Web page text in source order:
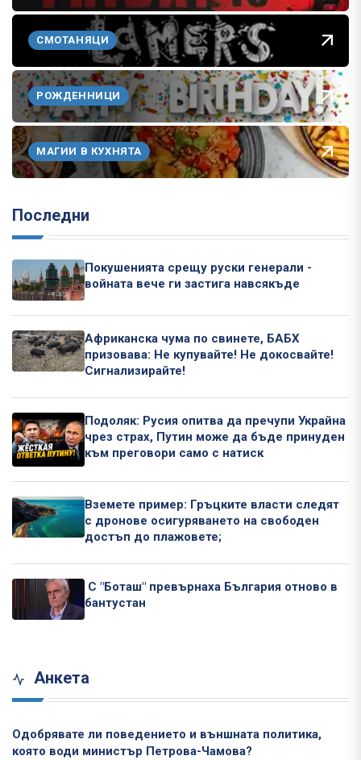
СМОТАНЯЦИ
РОЖДЕННИЦИ
МАГИИ В КУХНЯТА
Последни
Покушенията срещу руски генерали -
войната вече ги застига навсякъде
Африканска чума по свинете, БАБХ
призовава: Не купувайте! Не докосвайте!
Сигнализирайте!
Подоляк: Русия опитва да пречупи Украйна
чрез страх, Путин може да бъде принуден
към преговори само с натиск
Вземете пример: Гръцките власти следят
с дронове осигуряването на свободен
достъп до плажовете;
С "Боташ" превърнаха България отново в
бантустан
Анкета
Одобрявате ли поведението и външната политика,
която води министър Петрова-Чамова?